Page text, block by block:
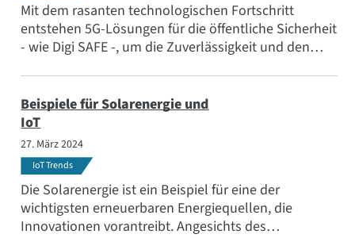
Mit dem rasanten technologischen Fortschritt
entstehen 5G-Lösungen für die öffentliche Sicherheit
- wie Digi SAFE -, um die Zuverlässigkeit und den
Beispiele für Solarenergie und
IoT
27. März 2024
IoT Trends
Die Solarenergie ist ein Beispiel für eine der
wichtigsten erneuerbaren Energiequellen, die
Innovationen vorantreibt. Angesichts des